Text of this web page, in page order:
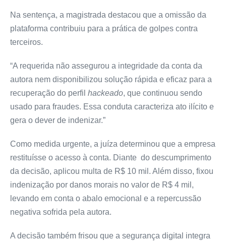
Na sentença, a magistrada destacou que a omissão da
plataforma contribuiu para a prática de golpes contra
terceiros.
“A requerida não assegurou a integridade da conta da
autora nem disponibilizou solução rápida e eficaz para a
recuperação do perfil hackeado, que continuou sendo
usado para fraudes. Essa conduta caracteriza ato ilícito e
gera o dever de indenizar.”
Como medida urgente, a juíza determinou que a empresa
restituísse o acesso à conta. Diante do descumprimento
da decisão, aplicou multa de R$ 10 mil. Além disso, fixou
indenização por danos morais no valor de R$ 4 mil,
levando em conta o abalo emocional e a repercussão
negativa sofrida pela autora.
A decisão também frisou que a segurança digital integra